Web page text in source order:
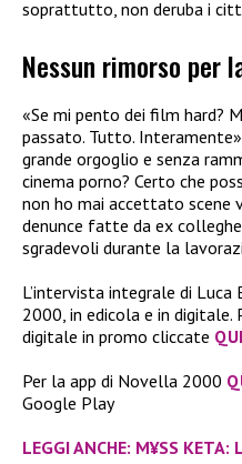
soprattutto, non deruba i
Nessun rimorso per
«Se mi pento dei film hard?
passato. Tutto.
grande orgoglio e senza
cinema porno? Certo che
non ho mai accettato scene
denunce fatte da ex
sgradevoli durante la
L’intervista integrale di
2000, in edicola e in digitale.
digitale in promo cliccate QUI
Per la app di Novella 2000
Google Play
LEGGI ANCHE: M¥SS